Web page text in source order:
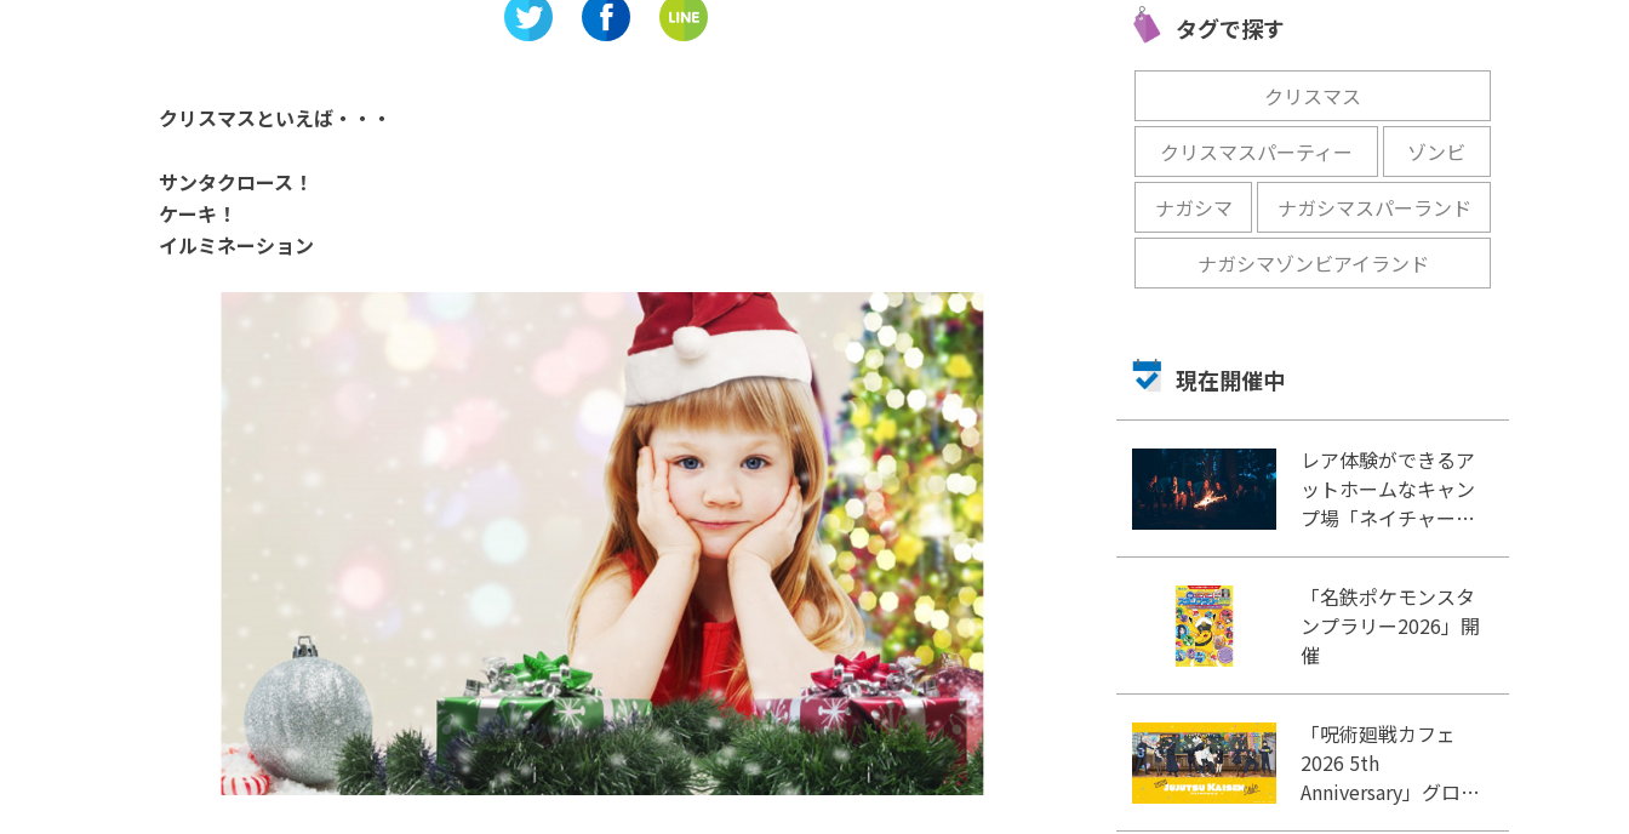
クリスマスといえば・・・
サンタクロース！
ケーキ！
イルミネーション
開催中 開催中
タグで探す
クリスマス
クリスマスパーティー
ゾンビ
ナガシマ
ナガシマスパーランド
ナガシマゾンビアイランド
現在開催中
レア体験ができるア
ットホームなキャン
プ場「ネイチャーラ
「名鉄ポケモンスタ
ンプラリー2026」開
催
「呪術廻戦カフェ
2026 5th
Anniversary」グロー